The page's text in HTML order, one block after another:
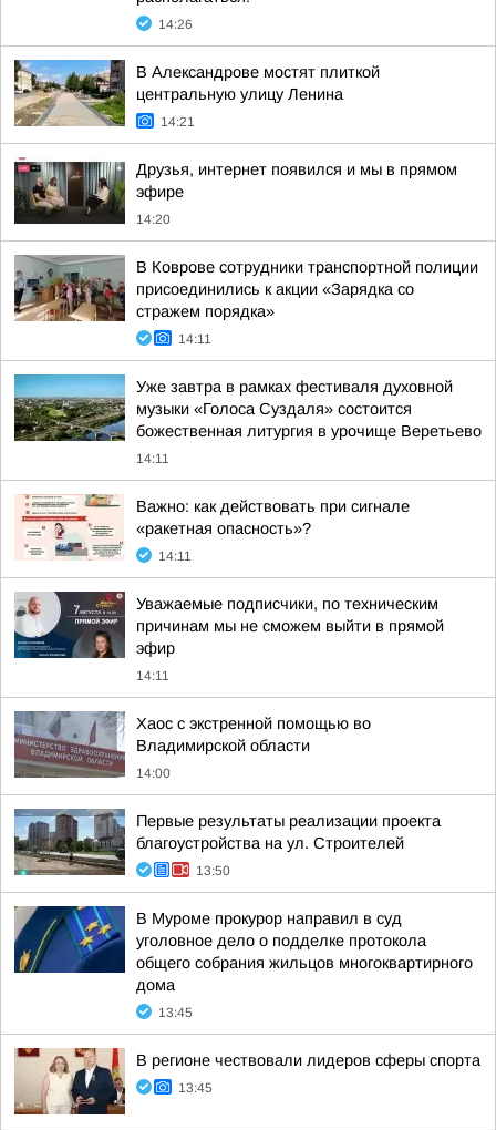
14:26
В Александрове мостят плиткой
центральную улицу Ленина
14:21
Друзья, интернет появился и мы в прямом
эфире
14:20
В Коврове сотрудники транспортной полиции
присоединились к акции «Зарядка со
стражем порядка»
14:11
Уже завтра в рамках фестиваля духовной
музыки «Голоса Суздаля» состоится
божественная литургия в урочище Веретьево
14:11
Важно: как действовать при сигнале
«ракетная опасность»?
14:11
Уважаемые подписчики, по техническим
причинам мы не сможем выйти в прямой
эфир
14:11
Хаос с экстренной помощью во
Владимирской области
14:00
Первые результаты реализации проекта
благоустройства на ул. Строителей
13:50
В Муроме прокурор направил в суд
уголовное дело о подделке протокола
общего собрания жильцов многоквартирного
дома
13:45
В регионе чествовали лидеров сферы спорта
13:45